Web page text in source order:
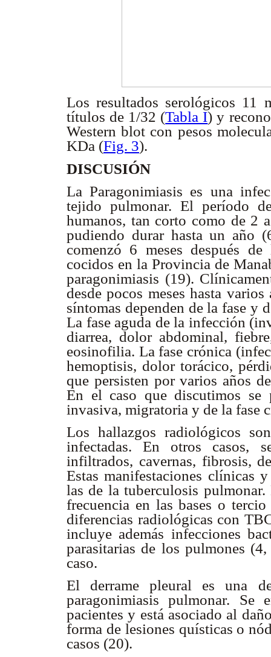
Los resultados serológicos 11
títulos de 1/32 (Tabla I) y
Western blot con pesos
KDa (Fig. 3).
DISCUSIÓN
La Paragonimiasis es una
tejido pulmonar. El período
humanos, tan corto como de 2
pudiendo durar hasta un año
comenzó 6 meses después
cocidos en la Provincia de
paragonimiasis (19).
desde pocos meses hasta
síntomas dependen de la fase y
La fase aguda de la infección
diarrea, dolor abdominal,
eosinofilia. La fase crónica
hemoptisis, dolor torácico,
que persisten por varios años
En el caso que discutimos se
invasiva, migratoria y de la fase
Los hallazgos radiológicos
infectadas. En otros casos,
infiltrados, cavernas, fibrosis,
Estas manifestaciones clínicas
las de la tuberculosis pulmonar.
frecuencia en las bases o
diferencias radiológicas con
incluye además infecciones
parasitarias de los pulmones
caso.
El derrame pleural es una
paragonimiasis pulmonar.
pacientes y está asociado al
forma de lesiones quísticas o
casos (20).